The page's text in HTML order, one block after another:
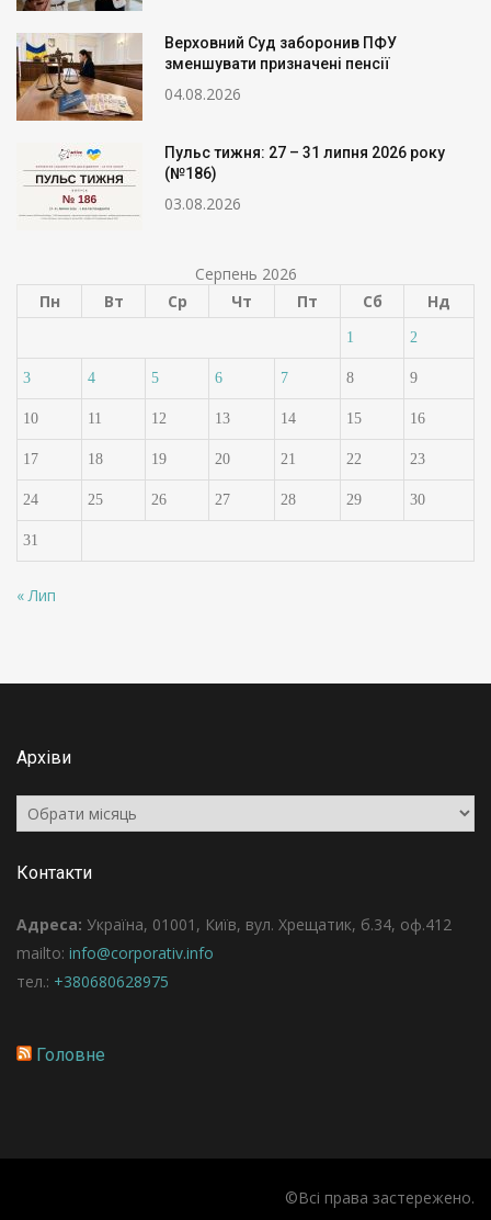
Верховний Суд заборонив ПФУ
зменшувати призначені пенсії
04.08.2026
Пульс тижня: 27 – 31 липня 2026 року
(№186)
03.08.2026
Серпень 2026
Пн
Вт Ср Чт Пт Сб Нд
1 2
3 4 5 6 7 8 9
10 11 12 13 14 15 16
17 18 19 20 21 22 23
24 25 26 27 28 29 30
31
« Лип
Архіви
Архіви
Контакти
Адреса: Україна, 01001, Київ, вул. Хрещатик, б.34, оф.412
mailto: info@corporativ.info
тел.: +380680628975
Головне
©Всі права застережено.